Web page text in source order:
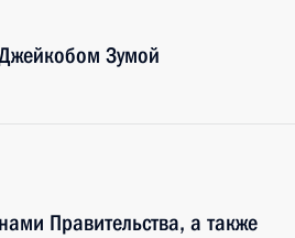
Зумой
Правительства, а также